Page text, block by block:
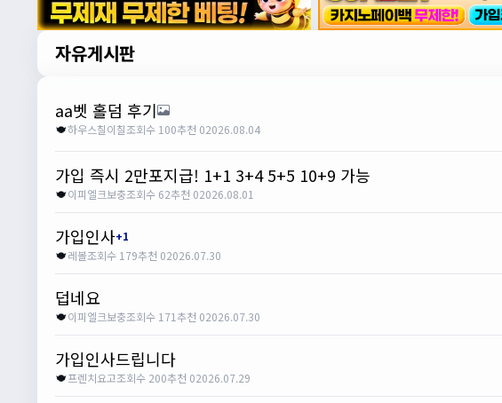
자유게시판
aa벳 홀덤 후기
하우스칠이칠조회수 100추천 02026.08.04
가입 즉시 2만포지급! 1+1 3+4 5+5 10+9 가능
이피엘크보충조회수 62추천 02026.08.01
가입인사+1
레볼조회수 179추천 02026.07.30
덥네요
이피엘크보충조회수 171추천 02026.07.30
가입인사드립니다
프렌치요고조회수 200추천 02026.07.29